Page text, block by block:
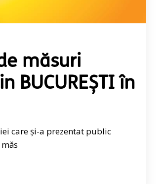
măsuri
BUCUREȘTI în
care și-a prezentat public